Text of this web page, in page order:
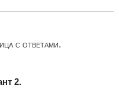
с ответами.
2.